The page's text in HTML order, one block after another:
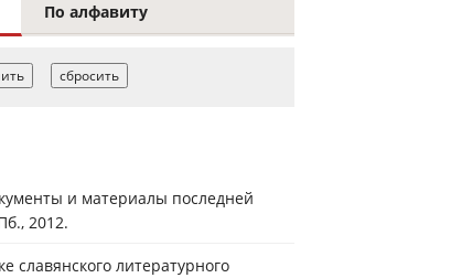
По алфавиту
и материалы последней
2012.
славянского литературного